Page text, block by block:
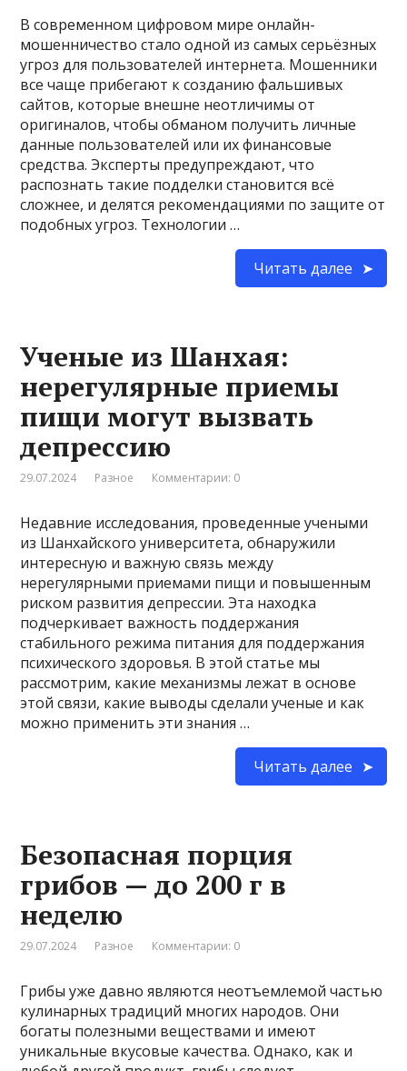
В современном цифровом мире онлайн-
мошенничество стало одной из самых серьёзных
угроз для пользователей интернета. Мошенники
все чаще прибегают к созданию фальшивых
сайтов, которые внешне неотличимы от
оригиналов, чтобы обманом получить личные
данные пользователей или их финансовые
средства. Эксперты предупреждают, что
распознать такие подделки становится всё
сложнее, и делятся рекомендациями по защите от
подобных угроз. Технологии …
Читать далее
Ученые из Шанхая:
нерегулярные приемы
пищи могут вызвать
депрессию
29.07.2024 Разное Комментарии: 0
Недавние исследования, проведенные учеными
из Шанхайского университета, обнаружили
интересную и важную связь между
нерегулярными приемами пищи и повышенным
риском развития депрессии. Эта находка
подчеркивает важность поддержания
стабильного режима питания для поддержания
психического здоровья. В этой статье мы
рассмотрим, какие механизмы лежат в основе
этой связи, какие выводы сделали ученые и как
можно применить эти знания …
Читать далее
Безопасная порция
грибов — до 200 г в
неделю
29.07.2024 Разное Комментарии: 0
Грибы уже давно являются неотъемлемой частью
кулинарных традиций многих народов. Они
богаты полезными веществами и имеют
уникальные вкусовые качества. Однако, как и